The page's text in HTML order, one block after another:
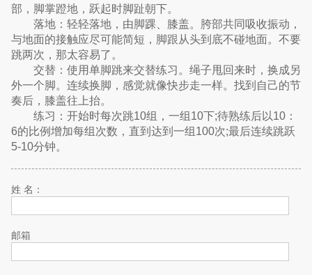
部，脚掌蹬地，跃起时脚趾朝下。
落地：轻轻落地，由脚踝、膝盖。胯部共同吸收振动，
与地面的接触应尽可能简短，脚跟从头到底不碰地面。不要
跳两次，那太容易了。
交替：使用单脚跳来交替练习。绳子甩回来时，换成另
外一个脚。连续换脚，感觉就像快步走一样。找到自己的节
奏后，膝盖往上抬。
练习：开始时每次跳10组，一组10下;待熟练后以10：
6的比例增加每组次数，直到达到一组100次;最后连续跳跃
5-10分钟。
姓 名：
邮箱